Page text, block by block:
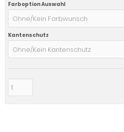
Farboption Auswahl
Ohne/Kein Farbwunsch
Kantenschutz
Ohne/Kein Kantenschutz